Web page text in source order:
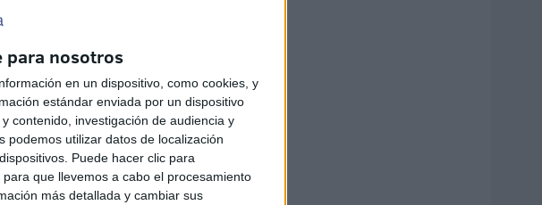
para nosotros
en un dispositivo, como cookies, y
estándar enviada por un dispositivo
contenido, investigación de audiencia y
podemos utilizar datos de localización
Puede hacer clic para
que llevemos a cabo el procesamiento
más detallada y cambiar sus